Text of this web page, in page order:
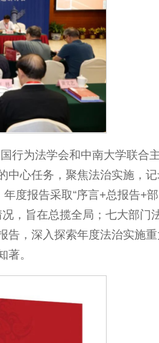
行为法学会和中南大学联合
中心任务，聚焦法治实施，
度报告采取“序言+总报告+
，旨在总揽全局；七大部门
告，深入探索年度法治实施
著。